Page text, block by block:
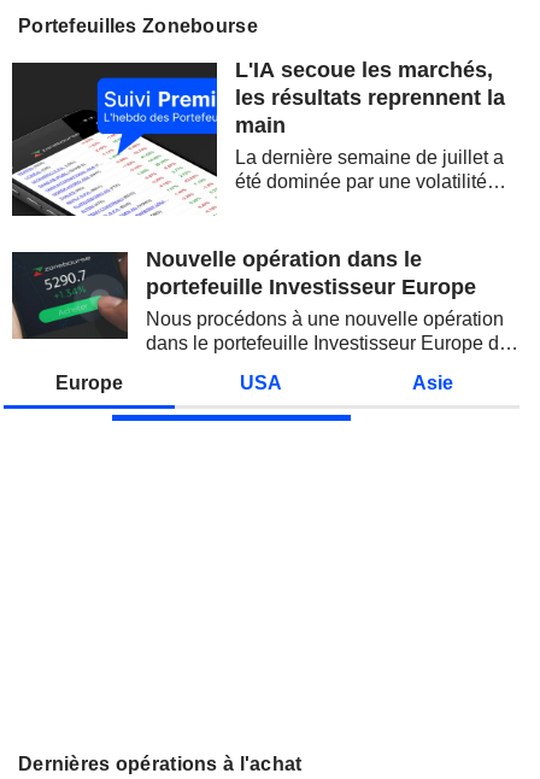
Portefeuilles Zonebourse
L'IA secoue les marchés,
les résultats reprennent la
main
La dernière semaine de juillet a
été dominée par une volatilité
semi-conducteurs. Les
inquiétudes sur la soutenabilité
Nouvelle opération dans le
portefeuille Investisseur Europe
Nous procédons à une nouvelle opération
dans le portefeuille Investisseur Europe de
Europe USA Asie
Dernières opérations à l'achat